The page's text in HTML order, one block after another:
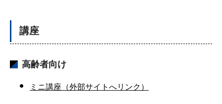
講座
高齢者向け
ミニ講座（外部サイトへリンク）